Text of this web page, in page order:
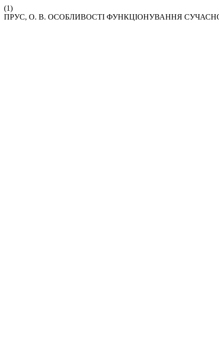
(1)
ПРУС, О. В. ОСОБЛИВОСТІ ФУНКЦІОНУВАННЯ